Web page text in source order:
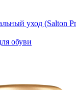
уход (Salton
обуви